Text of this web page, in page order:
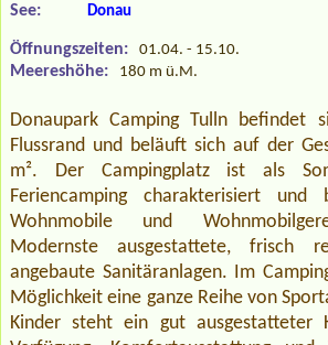
See: Donau
Öffnungszeiten: 01.04. - 15.10.
Meereshöhe: 180 m ü.M.
Donaupark Camping Tulln befindet
Flussrand und beläuft sich auf der
m². Der Campingplatz ist als
Feriencamping charakterisiert
Wohnmobile und
Modernste ausgestattete, frisch
angebaute Sanitäranlagen. Im
Möglichkeit eine ganze Reihe von
Kinder steht ein gut ausgestatteter